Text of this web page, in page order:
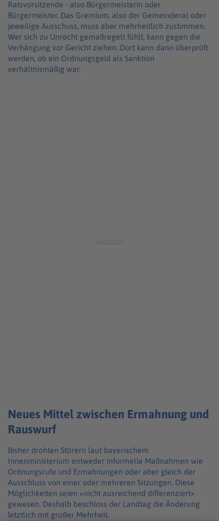
Ratsvorsitzende - also Bürgermeisterin oder
Bürgermeister. Das Gremium, also der Gemeinderat oder
jeweilige Ausschuss, muss aber mehrheitlich zustimmen.
Wer sich zu Unrecht gemaßregelt fühlt, kann gegen die
Verhängung vor Gericht ziehen. Dort kann dann überprüft
werden, ob ein Ordnungsgeld als Sanktion
verhältnismäßig war.
Neues Mittel zwischen Ermahnung und
Rauswurf
Bisher drohten Störern laut bayerischem
Innenministerium entweder informelle Maßnahmen wie
Ordnungsrufe und Ermahnungen oder aber gleich der
Ausschluss von einer oder mehreren Sitzungen. Diese
Möglichkeiten seien «nicht ausreichend differenziert»
gewesen. Deshalb beschloss der Landtag die Änderung
letztlich mit großer Mehrheit.